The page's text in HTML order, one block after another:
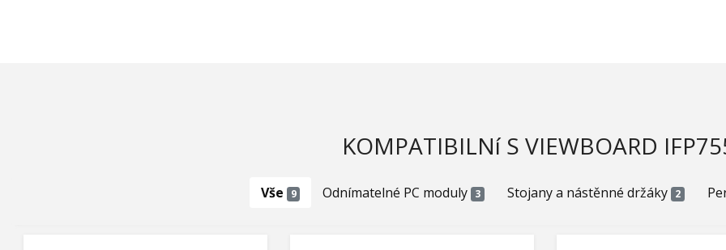
KOMPATIBILNí S VIEWBOARD
Vše 9 Odnímatelné PC moduly 3 Stojany a nástěnné držáky 2